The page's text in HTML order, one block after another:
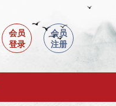
会员
登录
会员
注册